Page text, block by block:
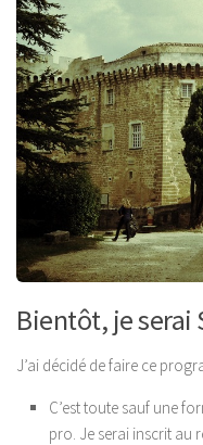
Bientôt, je serai
J’ai décidé de faire ce
C’est toute sauf une
pro. Je serai inscrit au